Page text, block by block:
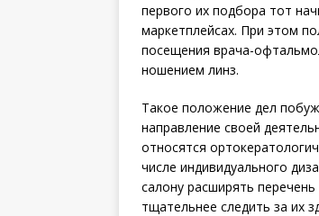
первого их подбора тот
маркетплейсах. При этом
посещения врача-
ношением линз.
Такое положение дел
направление своей
относятся
числе индивидуального
салону расширять
тщательнее следить за их